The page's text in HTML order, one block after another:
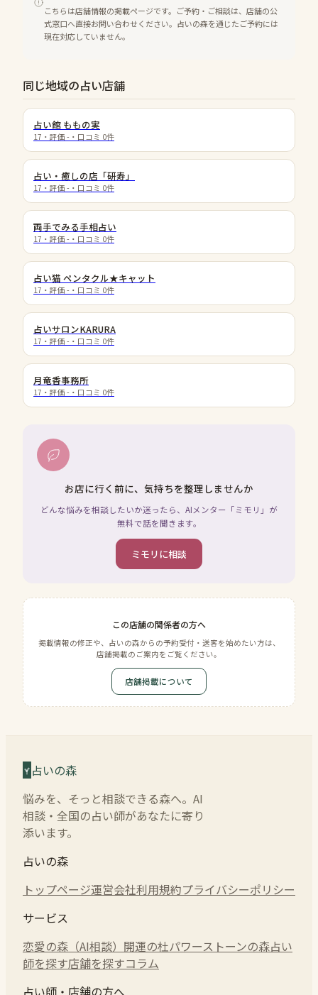
こちらは店舗情報の掲載ページです。ご予約・ご相談は、店舗の公
式窓口へ直接お問い合わせください。占いの森を通じたご予約には
現在対応していません。
同じ地域の占い店舗
占い館 ももの実
17 ・評価 - ・口コミ 0件
占い・癒しの店「研寿」
17 ・評価 - ・口コミ 0件
両手でみる手相占い
17 ・評価 - ・口コミ 0件
占い猫 ペンタクル★キャット
17 ・評価 - ・口コミ 0件
占いサロンKARURA
17 ・評価 - ・口コミ 0件
月竜香事務所
17 ・評価 - ・口コミ 0件
お店に行く前に、気持ちを整理しませんか
どんな悩みを相談したいか迷ったら、AIメンター「ミモリ」が
無料で話を聞きます。
ミモリに相談
この店舗の関係者の方へ
掲載情報の修正や、占いの森からの予約受付・送客を始めたい方は、
店舗掲載のご案内をご覧ください。
店舗掲載について
占いの森
悩みを、そっと相談できる森へ。AI
相談・全国の占い師があなたに寄り
添います。
占いの森
トップページ運営会社利用規約プライバシーポリシー
サービス
恋愛の森（AI相談） 開運の杜パワーストーンの森占い
師を探す店舗を探すコラム
占い師・店舗の方へ